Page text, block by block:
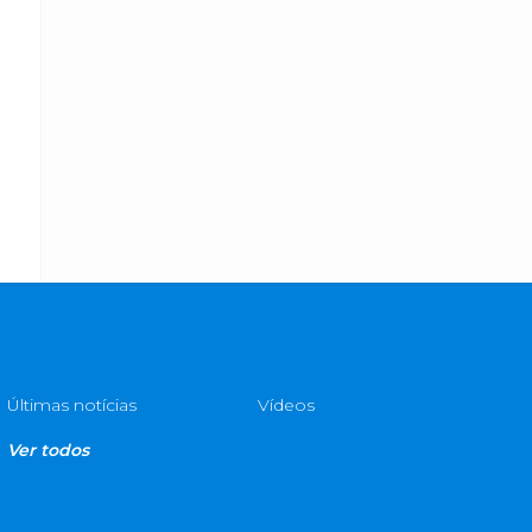
Últimas notícias Vídeos
Ver todos